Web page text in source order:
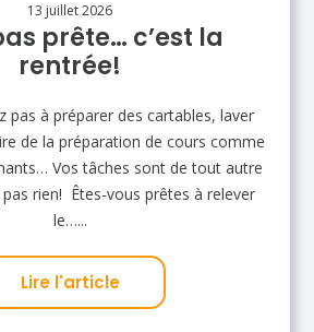
13 juillet 2026
prête… c’est la
rentrée!
pas à préparer des cartables, laver
de la préparation de cours comme
Vos tâches sont de tout autre
pas rien! Êtes-vous prêtes à relever
le…...
Lire l'article